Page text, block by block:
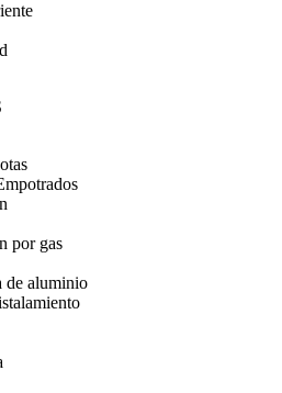
por gas
de aluminio